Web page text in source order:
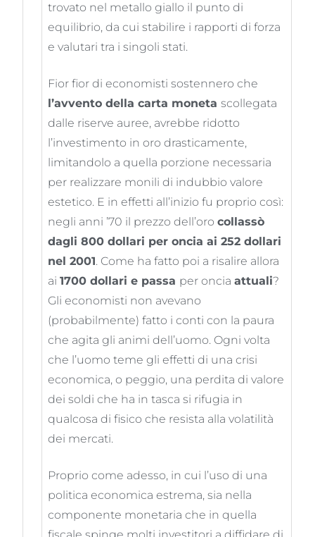
trovato nel metallo giallo il punto di
equilibrio, da cui stabilire i rapporti di forza
e valutari tra i singoli stati.
Fior fior di economisti sostennero che
l’avvento della carta monetascollegata
dalle riserve auree, avrebbe ridotto
l’investimento in oro drasticamente,
limitandolo a quella porzione necessaria
per realizzare monili di indubbio valore
estetico. E in effetti all’inizio fu proprio così:
negli anni ’70 il prezzo dell’orocollassò
dagli 800 dollari per oncia ai 252 dollari
nel 2001. Come ha fatto poi a risalire allora
ai1700 dollari e passa per onciaattuali?
Gli economisti non avevano
(probabilmente) fatto i conti con la paura
che agita gli animi dell’uomo. Ogni volta
che l’uomo teme gli effetti di una crisi
economica, o peggio, una perdita di valore
dei soldi che ha in tasca si rifugia in
qualcosa di fisico che resista alla volatilità
dei mercati.
Proprio come adesso, in cui l’uso di una
politica economica estrema, sia nella
componente monetaria che in quella